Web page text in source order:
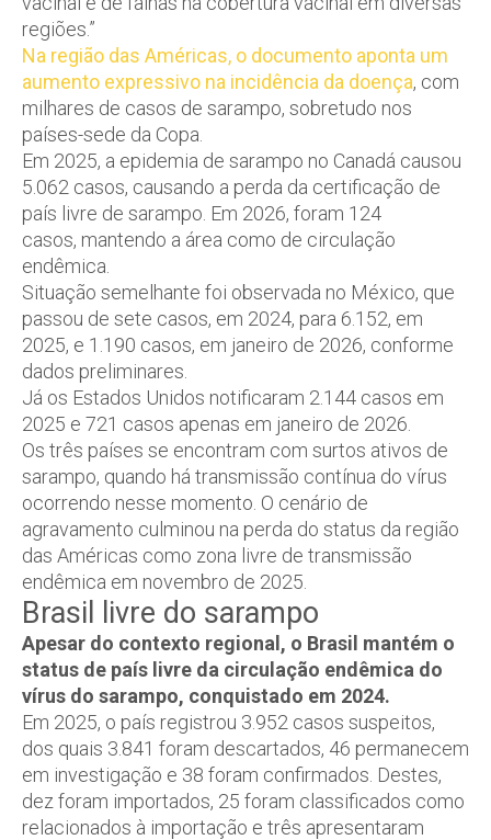
regiões.”
Na região das Américas, o documento aponta um
aumento expressivo na incidência da doença, com
milhares de casos de sarampo, sobretudo nos
países-sede da Copa.
Em 2025, a epidemia de sarampo no Canadá causou
5.062 casos, causando a perda da certificação de
país livre de sarampo. Em 2026, foram 124
casos, mantendo a área como de circulação
endêmica.
Situação semelhante foi observada no México, que
passou de sete casos, em 2024, para 6.152, em
2025, e 1.190 casos, em janeiro de 2026, conforme
dados preliminares.
Já os Estados Unidos notificaram 2.144 casos em
2025 e 721 casos apenas em janeiro de 2026.
Os três países se encontram com surtos ativos de
sarampo, quando há transmissão contínua do vírus
ocorrendo nesse momento. O cenário de
agravamento culminou na perda do status da região
das Américas como zona livre de transmissão
endêmica em novembro de 2025.
Brasil livre do sarampo
Apesar do contexto regional, o Brasil mantém o
status de país livre da circulação endêmica do
vírus do sarampo, conquistado em 2024.
Em 2025, o país registrou 3.952 casos suspeitos,
dos quais 3.841 foram descartados, 46 permanecem
em investigação e 38 foram confirmados. Destes,
dez foram importados, 25 foram classificados como
relacionados à importação e três apresentaram